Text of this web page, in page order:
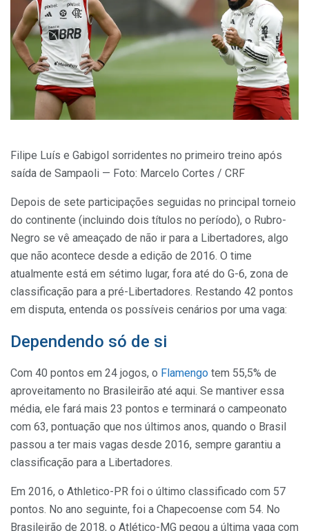
Filipe Luís e Gabigol sorridentes no primeiro treino após
saída de Sampaoli — Foto: Marcelo Cortes / CRF
Depois de sete participações seguidas no principal torneio
do continente (incluindo dois títulos no período), o Rubro-
Negro se vê ameaçado de não ir para a Libertadores, algo
que não acontece desde a edição de 2016. O time
atualmente está em sétimo lugar, fora até do G-6, zona de
classificação para a pré-Libertadores. Restando 42 pontos
em disputa, entenda os possíveis cenários por uma vaga:
Dependendo só de si
Com 40 pontos em 24 jogos, o Flamengo tem 55,5% de
aproveitamento no Brasileirão até aqui. Se mantiver essa
média, ele fará mais 23 pontos e terminará o campeonato
com 63, pontuação que nos últimos anos, quando o Brasil
passou a ter mais vagas desde 2016, sempre garantiu a
classificação para a Libertadores.
Em 2016, o Athletico-PR foi o último classificado com 57
pontos. No ano seguinte, foi a Chapecoense com 54. No
Brasileirão de 2018, o Atlético-MG pegou a última vaga com